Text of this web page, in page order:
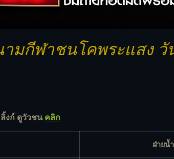
ามกีฬาชนโคพระแสง
งก์ ดูวัวชน คลิก
ฝ่ายน้